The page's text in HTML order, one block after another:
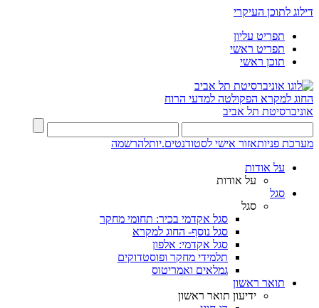
דילוג לתוכן העיקרי
תפריט עליון
תפריט ראשי
תוכן ראשי
החוג למקרא הפקולטה למדעי הרוח
אוניברסיטת תל אביב
מערכת פניותאזור אישי לסטודנטים.יותלהרשמה
על אודות
על אודות
סגל
סגל
סגל אקדמי בכיר: תחומי מחקר
סגל נוסף- החוג למקרא
סגל אקדמי: אלפון
תלמידי מחקר ופוסטדוקים
גמלאים ואמריטוס
תואר ראשון
ידיעון תואר ראשון